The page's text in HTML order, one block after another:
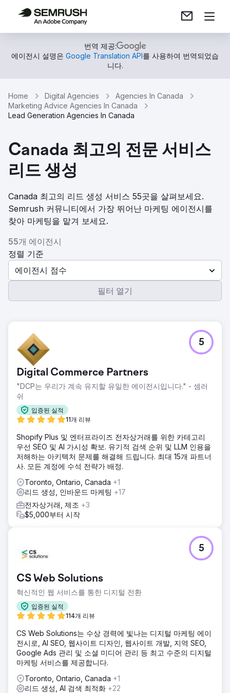
번역 제공:
에이전시 설명은 Google Translation API를 사용하여 번역되었습
니다.
Home Digital Agencies
Agencies In Canada
Marketing Advice Agencies In Canada
Lead Generation Agencies In Canada
Canada 최고의 전문 서비스
리드 생성
Canada 최고의 리드 생성 서비스 55곳을 살펴보세요.
Semrush 커뮤니티에서 가장 뛰어난 마케팅 에이전시를
찾아 마케팅을 맡겨 보세요.
55개 에이전시
정렬 기준
에이전시 점수
필터 열기
Digital Commerce Partners
"DCP는 우리가 계속 유지할 유일한 에이전시입니다." - 셈러
쉬
입증된 실적
11개 리뷰
5
Shopify Plus 및 엔터프라이즈 전자상거래를 위한 카테고리
우선 SEO 및 AI 가시성 확보. 유기적 검색 순위 및 LLM 인용을
저해하는 아키텍처 문제를 해결해 드립니다. 최대 15개 파트너
사. 모든 계정에 수석 전략가 배정.
Toronto, Ontario, Canada +1
리드 생성, 인바운드 마케팅 +17
전자상거래, 제조 +3
$5,000부터 시작
CS Web Solutions
혁신적인 웹 서비스를 통한 디지털 전환
입증된 실적
114개 리뷰
5
CS Web Solutions는 수상 경력에 빛나는 디지털 마케팅 에이
전시로, AI SEO, 웹사이트 디자인, 웹사이트 개발, 지역 SEO,
Google Ads 관리 및 소셜 미디어 관리 등 최고 수준의 디지털
마케팅 서비스를 제공합니다.
Toronto, Ontario, Canada +1
리드 생성, AI 검색 최적화 +22